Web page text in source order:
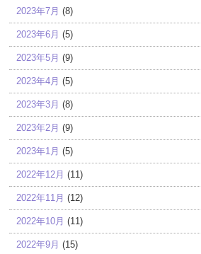
2023年7月 (8)
2023年6月 (5)
2023年5月 (9)
2023年4月 (5)
2023年3月 (8)
2023年2月 (9)
2023年1月 (5)
2022年12月 (11)
2022年11月 (12)
2022年10月 (11)
2022年9月 (15)